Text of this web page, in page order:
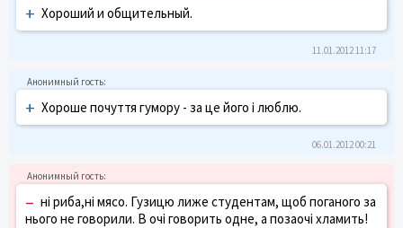
+ Хороший и общительный.
11.01.2012 11:17
+ Хороше почуття гумору - за це його і люблю.
06.01.2012 00:21
– ні риба,ні мясо. Гузицю лиже студентам, щоб поганого за
нього не говорили. В очі говорить одне, а позаочі хламить!